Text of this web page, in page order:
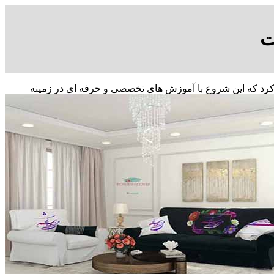
کار کرد که این شروع با آموزش های تخصصی و حرفه ای در زمینه